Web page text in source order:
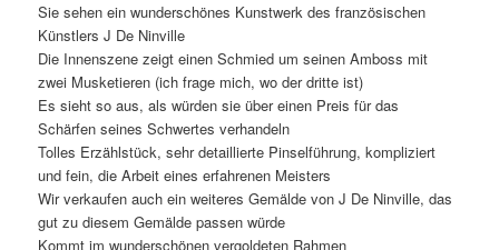
Sie sehen ein wunderschönes Kunstwerk des französischen
Künstlers J De Ninville
Die Innenszene zeigt einen Schmied um seinen Amboss mit
zwei Musketieren (ich frage mich, wo der dritte ist)
Es sieht so aus, als würden sie über einen Preis für das
Schärfen seines Schwertes verhandeln
Tolles Erzählstück, sehr detaillierte Pinselführung, kompliziert
und fein, die Arbeit eines erfahrenen Meisters
Wir verkaufen auch ein weiteres Gemälde von J De Ninville, das
gut zu diesem Gemälde passen würde
Kommt im wunderschönen vergoldeten Rahmen